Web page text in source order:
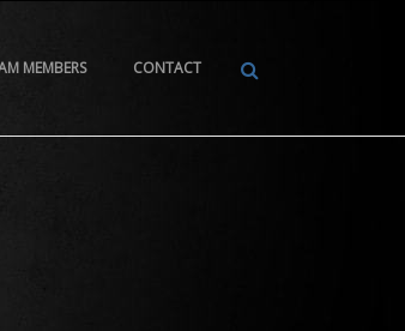
MEMBERS CONTACT